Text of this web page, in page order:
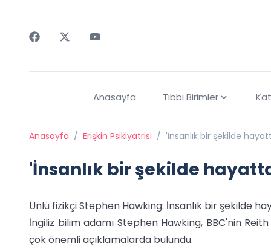
Anasayfa Tıbbi Birimler
Anasayfa / Erişkin Psikiyatrisi / 'İnsanlık bir şekilde
'İnsanlık bir şekilde
Ünlü fizikçi Stephen Hawking: İnsanlık bir şekilde
İngiliz bilim adamı Stephen Hawking, BBC'nin
çok önemli açıklamalarda bulundu.